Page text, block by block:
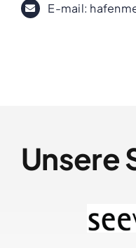
E-mail:
Unsere